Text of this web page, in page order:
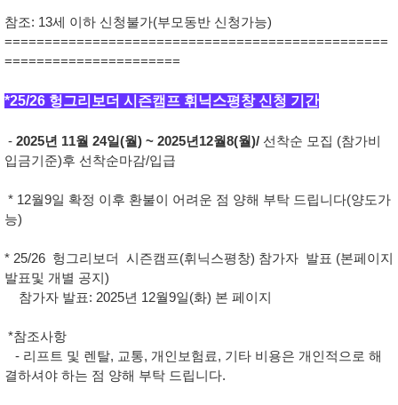
참조: 13세 이하 신청불가(부모동반 신청가능)
================================================
======================
*25/26 헝그리보더 시즌캠프 휘닉스평창 신청 기간
- 2025년 11월 24일(월) ~ 2025년12월8(월)/ 선착순 모집 (참가비
입금기준)후 선착순마감/입급
* 12월9일 확정 이후 환불이 어려운 점 양해 부탁 드립니다(양도가
능)
* 25/26 헝그리보더 시즌캠프(휘닉스평창) 참가자 발표 (본페이지
발표및 개별 공지)
참가자 발표: 2025년 12월9일(화) 본 페이지
*참조사항
- 리프트 및 렌탈, 교통, 개인보험료, 기타 비용은 개인적으로 해
결하셔야 하는 점 양해 부탁 드립니다.